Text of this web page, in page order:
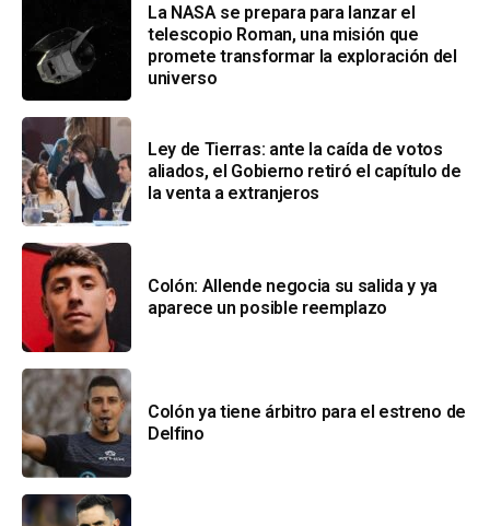
La NASA se prepara para lanzar el
telescopio Roman, una misión que
promete transformar la exploración del
universo
Ley de Tierras: ante la caída de votos
aliados, el Gobierno retiró el capítulo de
la venta a extranjeros
Colón: Allende negocia su salida y ya
aparece un posible reemplazo
Colón ya tiene árbitro para el estreno de
Delfino